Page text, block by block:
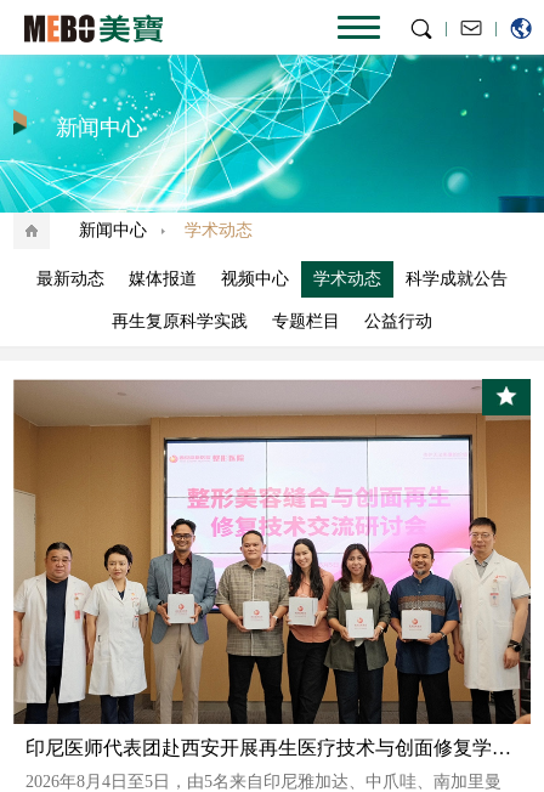
|
|
新闻中心
新闻中心 学术动态
最新动态 媒体报道 视频中心 学术动态 科学成就公告
再生复原科学实践 专题栏目 公益行动
印尼医师代表团赴西安开展再生医疗技术与创面修复学术交流
2026年8月4日至5日，由5名来自印尼雅加达、中爪哇、南加里曼